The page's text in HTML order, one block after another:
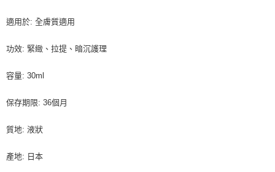
適用於: 全膚質適用
功效: 緊緻、拉提、暗沉護理
容量: 30ml
保存期限: 36個月
質地: 液狀
產地: 日本